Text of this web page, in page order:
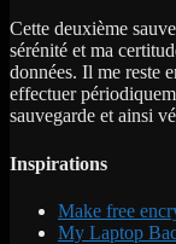
Cette deuxième
sérénité et ma
données. Il me reste
effectuer
sauvegarde et ainsi
Inspirations
Make free
My Laptop